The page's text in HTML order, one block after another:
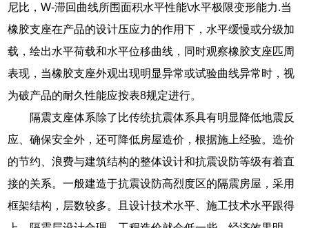
尼比，W-滞回曲线所围面积水平性能\水平极限变形能力.当
橡胶支座在产品的设计压应力的作用下，水平缓慢或分级加
载，绘出水平荷载和水平位移曲线，同时观察橡胶支座匹周
表现，当橡胶支座外观出现明显异常或试验曲线异常时，视
为破产品的耐久性能应按表8规定进行。
隔震支座体系除了比传统抗震体系具有明显降低地震反
应、确保安全外，还可降低房屋造价，根据施上经验。造价
的节约、浪费与建筑结构的整体设计和抗震设防等级有着直
接的关系。一般建造于抗震设防高烈度区的隔震房屋，采用
框架结构，层数较多。且设计技术水平、施工技术水平跟得